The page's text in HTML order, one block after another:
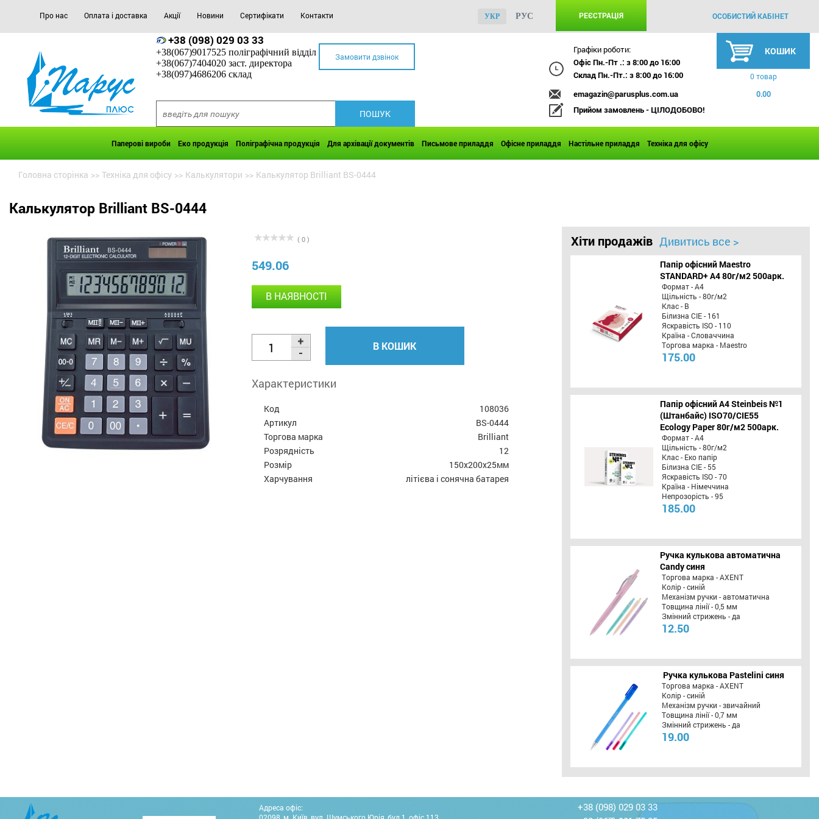
Про нас Оплата і доставка Акції Новини Сертифікати Контакти РЕЄСТРАЦІЯ ОСОБИСТИЙ КАБІНЕТ
УКР РУС
+38 (098) 029 03 33
+38(067)9017525 поліграфічний відділ
+38(067)7404020 заст. директора
+38(097)4686206 склад
Замовити дзвінок
Графіки роботи:
Офіс Пн.-Пт .: з 8:00 до 16:00
Склад Пн.-Пт.: з 8:00 до 16:00
emagazin@parusplus.com.ua
Прийом замовлень - ЦІЛОДОБОВО!
КОШИК
0 товар
0.00
Паперові вироби Еко продукція Поліграфічна продукція Для архівації документів Письмове приладдя Офісне приладдя Настільне приладдя Техніка для офісу
Головна сторінка >> Техніка для офісу >> Калькулятори >> Калькулятор Brilliant BS-0444
Калькулятор Brilliant BS-0444
( 0 )
549.06
В НАЯВНОСТІ
В КОШИК
Характеристики
Код
108036
Артикул
BS-0444
Торгова марка
Brilliant
Розрядність
12
Розмір
150x200x25мм
Харчування
літієва і сонячна батарея
Хіти продажів Дивитись все >
Папір офісний Maestro
STANDARD+ А4 80г/м2 500арк.
Формат - А4
Щільність - 80г/м2
Клас - B
Білизна CIE - 161
Яскравість ISO - 110
Країна - Словаччина
Торгова марка - Maestro
175.00
Папір офісний A4 Steinbeis №1
(Штанбайс) ISO70/СІЕ55
Ecology Paper 80г/м2 500арк.
Формат - А4
Щільність - 80г/м2
Клас - Еко папір
Білизна CIE - 55
Яскравість ISO - 70
Країна - Німеччина
Непрозорість - 95
185.00
Ручка кулькова автоматична
Candy синя
Торгова марка - AXENT
Колір - синій
Механізм ручки - автоматична
Товщина лінії - 0,5 мм
Змінний стрижень - да
12.50
Ручка кулькова Pastelini синя
Торгова марка - AXENT
Колір - синій
Механізм ручки - звичайний
Товщина лінії - 0,7 мм
Змінний стрижень - да
19.00
Адреса офіс:
+38 (098) 029 03 33